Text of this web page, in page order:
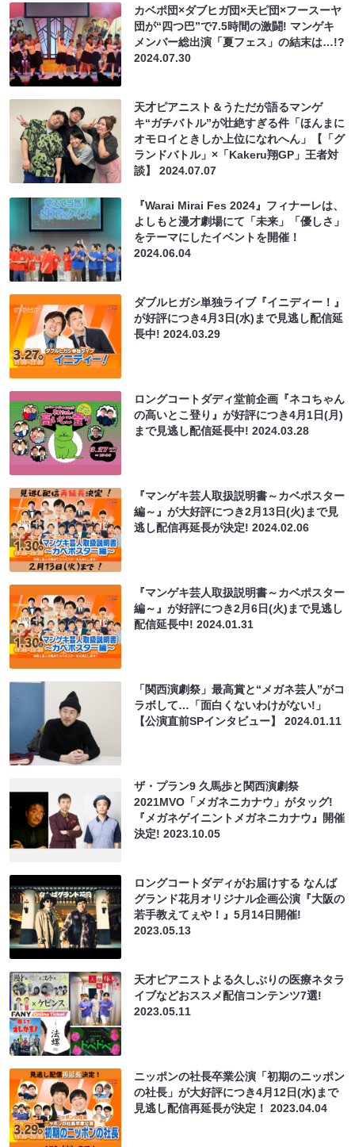
カベポ団×ダブヒガ団×天ピ団×フースーヤ
団が“四つ巴”で7.5時間の激闘! マンゲキ
メンバー総出演「夏フェス」の結末は…!?
2024.07.30
天才ピアニスト＆うただが語るマンゲ
キ“ガチバトル”が壮絶すぎる件「ほんまに
オモロイときしか上位になれへん」【「グ
ランドバトル」×「Kakeru翔GP」王者対
談】2024.07.07
『Warai Mirai Fes 2024』フィナーレは、
よしもと漫才劇場にて「未来」「優しさ」
をテーマにしたイベントを開催！
2024.06.04
ダブルヒガシ単独ライブ『イニディー！』
が好評につき4月3日(水)まで見逃し配信延
長中!2024.03.29
ロングコートダディ堂前企画『ネコちゃん
の高いとこ登り』が好評につき4月1日(月)
まで見逃し配信延長中!2024.03.28
『マンゲキ芸人取扱説明書～カベポスター
編～』が大好評につき2月13日(火)まで見
逃し配信再延長が決定!2024.02.06
『マンゲキ芸人取扱説明書～カベポスター
編～』が好評につき2月6日(火)まで見逃し
配信延長中!2024.01.31
「関西演劇祭」最高賞と“メガネ芸人”がコ
ラボして…「面白くないわけがない!」
【公演直前SPインタビュー】2024.01.11
ザ・プラン9 久馬歩と関西演劇祭
2021MVO「メガネニカナウ」がタッグ!
『メガネゲイニントメガネニカナウ』開催
決定!2023.10.05
ロングコートダディがお届けする なんば
グランド花月オリジナル企画公演『大阪の
若手教えてぇや！』5月14日開催!
2023.05.13
天才ピアニストよる久しぶりの医療ネタラ
イブなどおススメ配信コンテンツ7選!
2023.05.11
ニッポンの社長卒業公演「初期のニッポン
の社長」が大好評につき4月12日(水)まで
見逃し配信再延長が決定！2023.04.04